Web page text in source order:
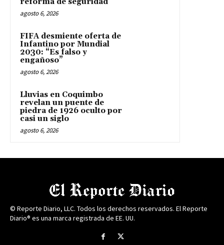
agosto 6, 2026
FIFA desmiente oferta de
Infantino por Mundial
2030: “Es falso y
engañoso”
agosto 6, 2026
Lluvias en Coquimbo
revelan un puente de
piedra de 1926 oculto por
casi un siglo
agosto 6, 2026
© Reporte Diario, LLC. Todos los derechos reservados. El Reporte
Diario® es una marca registrada de EE. UU.